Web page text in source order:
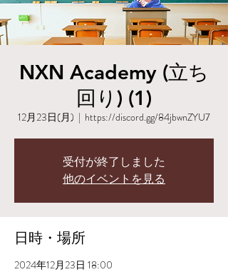
NXN Academy (立ち
回り) (1)
12月23日(月)
  |
https://discord.gg/84jbwnZYU7
受付が終了しました
他のイベントを見る
日時・場所
2024年12月23日 18:00